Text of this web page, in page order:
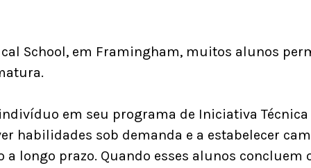
School, em Framingham, muitos alunos
em seu programa de Iniciativa Técnica
habilidades sob demanda e a estabelecer
a longo prazo. Quando esses alunos